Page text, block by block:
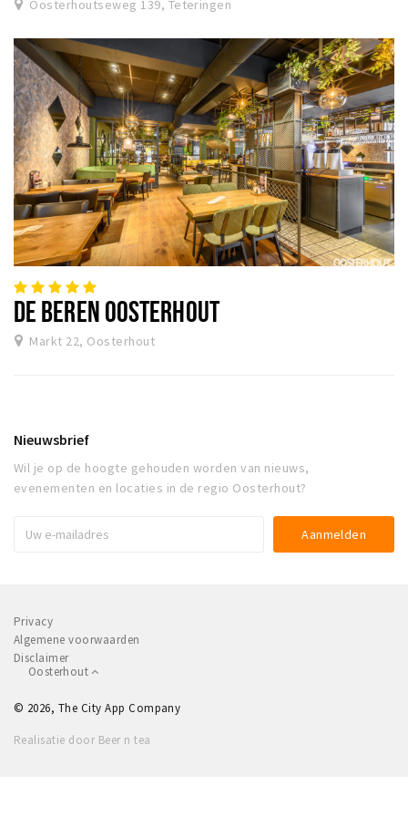
Oosterhoutseweg 139, Teteringen
DE BEREN OOSTERHOUT
Markt 22, Oosterhout
Nieuwsbrief
Wil je op de hoogte gehouden worden van nieuws,
evenementen en locaties in de regio Oosterhout?
Privacy
Algemene voorwaarden
Disclaimer
Oosterhout
© 2026, The City App Company
Realisatie door Beer n tea